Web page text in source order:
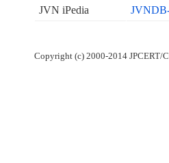
JVN iPedia
Copyright (c) 2000-2014 JPCERT/